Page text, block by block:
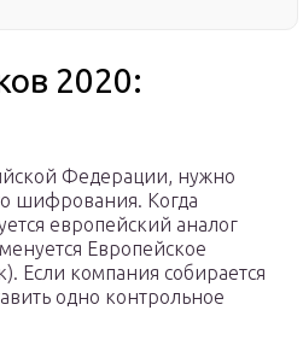
2020:
Федерации, нужно
шифрования. Когда
европейский аналог
Европейское
Если компания собирается
одно контрольное